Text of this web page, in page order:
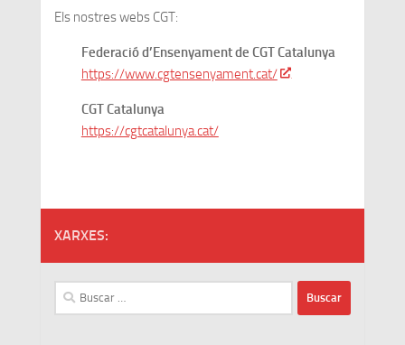
Els nostres webs CGT:
Federació d’Ensenyament de CGT Catalunya
https://www.cgtensenyament.cat/
CGT Catalunya
https://cgtcatalunya.cat/
XARXES:
Buscar: